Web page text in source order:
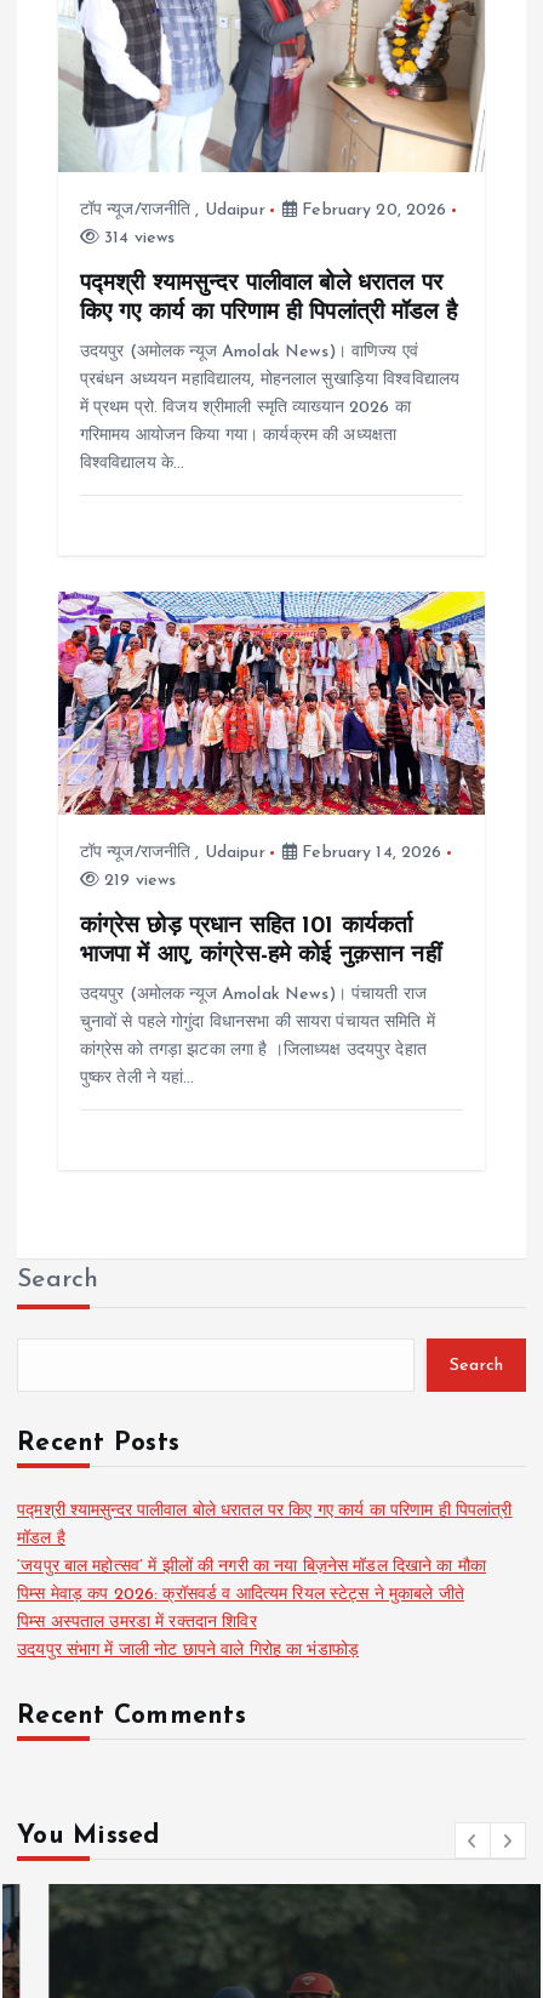
g
a
टॉप न्यूज/राजनीति , Udaipur
February 20, 2026
314 views
पद्मश्री श्यामसुन्दर पालीवाल बोले धरातल पर
किए गए कार्य का परिणाम ही पिपलांत्री मॉडल है
उदयपुर (अमोलक न्यूज Amolak News)। वाणिज्य एवं
प्रबंधन अध्ययन महाविद्यालय, मोहनलाल सुखाड़िया विश्वविद्यालय
में प्रथम प्रो. विजय श्रीमाली स्मृति व्याख्यान 2026 का
गरिमामय आयोजन किया गया। कार्यक्रम की अध्यक्षता
विश्वविद्यालय के…
टॉप न्यूज/राजनीति , Udaipur
February 14, 2026
219 views
कांग्रेस छोड़ प्रधान सहित 101 कार्यकर्ता
भाजपा में आए, कांग्रेस-हमे कोई नुक़सान नहीं
उदयपुर (अमोलक न्यूज Amolak News)। पंचायती राज
चुनावों से पहले गोगुंदा विधानसभा की सायरा पंचायत समिति में
कांग्रेस को तगड़ा झटका लगा है ।जिलाध्यक्ष उदयपुर देहात
पुष्कर तेली ने यहां…
Search
Search
Recent Posts
पद्मश्री श्यामसुन्दर पालीवाल बोले धरातल पर किए गए कार्य का परिणाम ही पिपलांत्री
मॉडल है
‘जयपुर बाल महोत्सव’ में झीलों की नगरी का नया बिज़नेस मॉडल दिखाने का मौका
पिम्स मेवाड़ कप 2026: क्रॉसवर्ड व आदित्यम रियल स्टेट्स ने मुकाबले जीते
पिम्स अस्पताल उमरडा में रक्तदान शिविर
उदयपुर संभाग में जाली नोट छापने वाले गिरोह का भंडाफोड़
Recent Comments
You Missed